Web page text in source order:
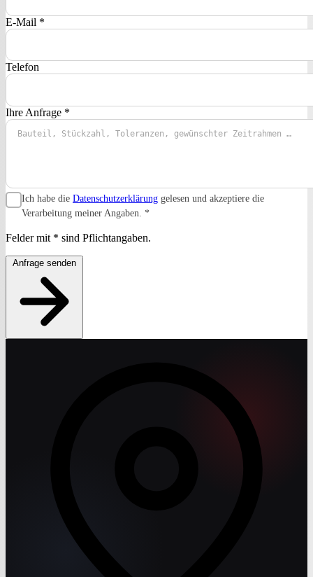
E-Mail *
Telefon
Ihre Anfrage *
Ich habe die Datenschutzerklärung gelesen und akzeptiere die
Verarbeitung meiner Angaben. *
Felder mit * sind Pflichtangaben.